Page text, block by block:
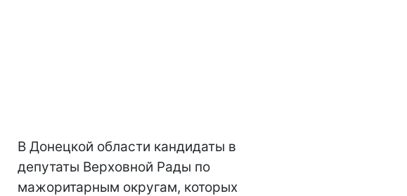
В Донецкой области кандидаты в
депутаты Верховной Рады по
мажоритарным округам, которых